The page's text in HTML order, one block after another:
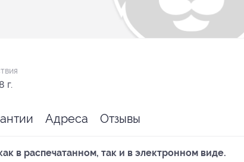
г.
Адреса Отзывы
в распечатанном, так и в электронном виде.